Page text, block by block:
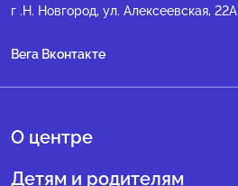
г .Н. Новгород, ул. Алексеевская, 22А
Вега Вконтакте
О центре
О нас
Детям и родителям